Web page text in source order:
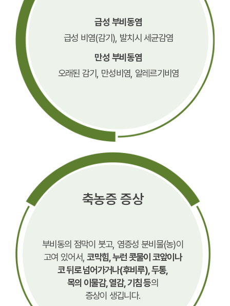
급성 부비동염
급성 비염(감기), 발치시 세균감염
만성 부비동염
오래된 감기, 만성비염, 알레르기비염
축농증 증상
부비동의 점막이 붓고, 염증성 분비물(농)이
고여 있어서,코막힘, 누런 콧물이 코앞이나
코 뒤로 넘어가거나(후비루), 두통,
목의 이물감, 열감, 기침 등의
증상이 생깁니다.